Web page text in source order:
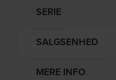
SERIE
SALGSENHED
MERE INFO